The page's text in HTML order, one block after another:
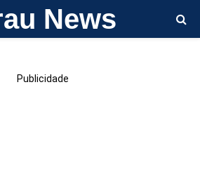
News
Publicidade